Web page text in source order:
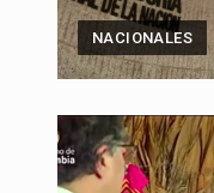
NACIONALES